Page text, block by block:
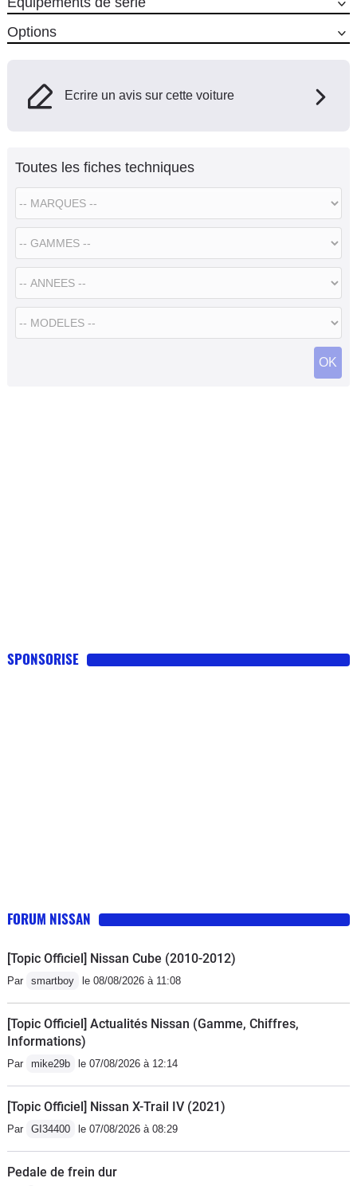
Options
Ecrire un avis sur cette voiture
Toutes les fiches techniques
SPONSORISE
FORUM NISSAN
[Topic Officiel] Nissan Cube (2010-2012)
Par smartboy le 08/08/2026 à 11:08
[Topic Officiel] Actualités Nissan (Gamme, Chiffres,
Informations)
Par mike29b le 07/08/2026 à 12:14
[Topic Officiel] Nissan X-Trail IV (2021)
Par GI34400 le 07/08/2026 à 08:29
Pedale de frein dur